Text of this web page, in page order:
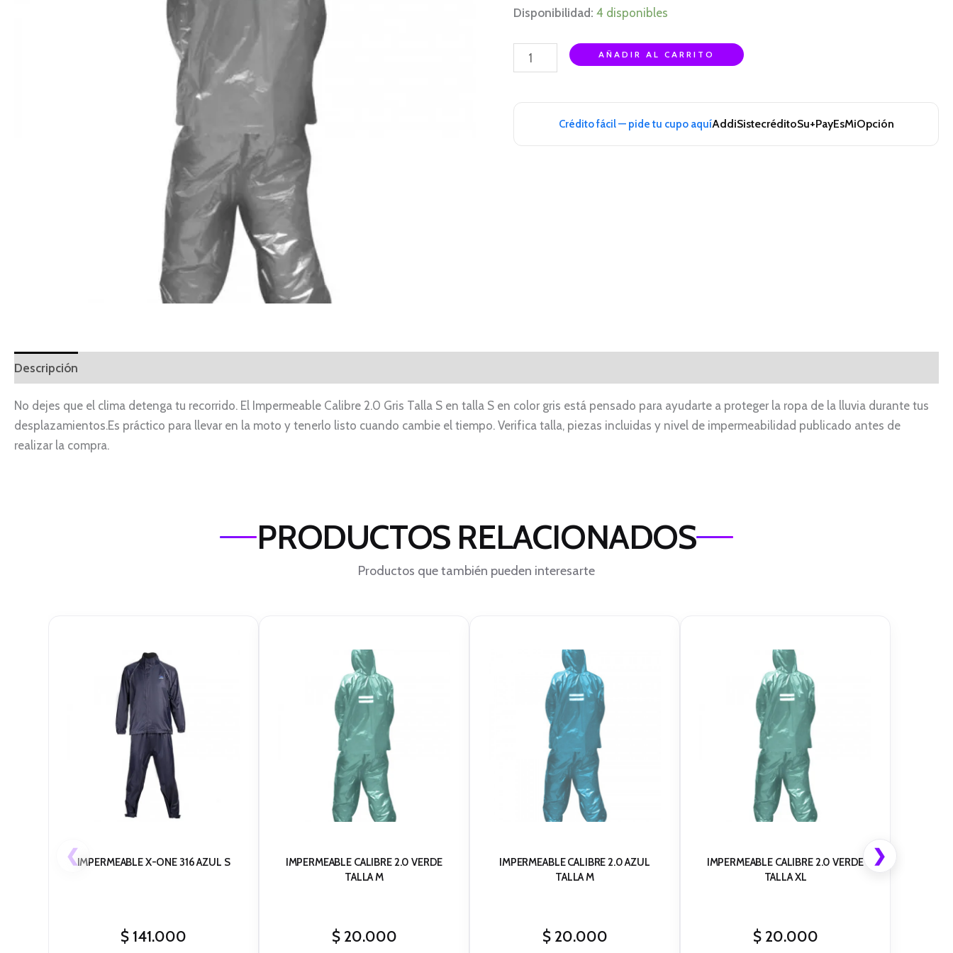
Disponibilidad: 4 disponibles
AÑADIR AL CARRITO
Crédito fácil — pide tu cupo aquíAddiSistecréditoSu+PayEsMiOpción
Descripción
No dejes que el clima detenga tu recorrido. El Impermeable Calibre 2.0 Gris Talla S en talla S en color gris está pensado para ayudarte a proteger la ropa de la lluvia durante tus
desplazamientos.Es práctico para llevar en la moto y tenerlo listo cuando cambie el tiempo. Verifica talla, piezas incluidas y nivel de impermeabilidad publicado antes de
realizar la compra.
PRODUCTOS RELACIONADOS
Productos que también pueden interesarte
IMPERMEABLE X-ONE 316 AZUL S
$ 141.000
IMPERMEABLE CALIBRE 2.0 VERDE
TALLA M
$20.000
IMPERMEABLE CALIBRE 2.0 AZUL
TALLA M
$20.000
IMPERMEABLE CALIBRE 2.0 VERDE
TALLA XL
$20.000
❮ ❯